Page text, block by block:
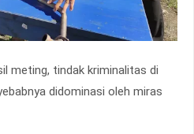
meting, tindak kriminalitas di
didominasi oleh miras